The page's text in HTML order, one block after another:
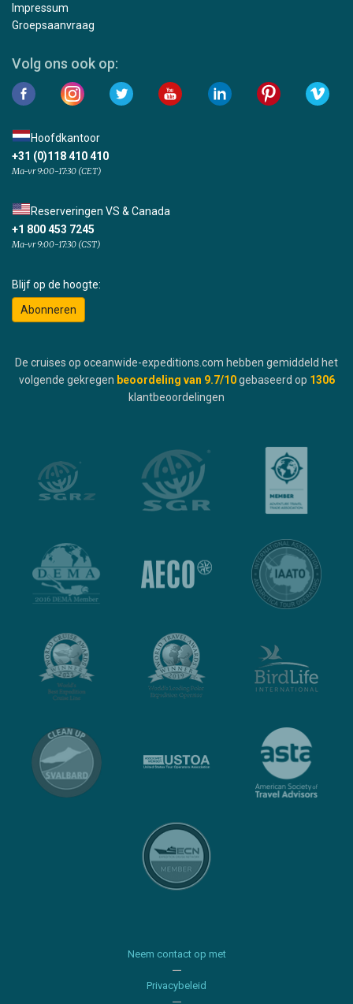
Impressum
Groepsaanvraag
Volg ons ook op:
Hoofdkantoor
+31 (0)118 410 410
Ma-vr 9:00-17:30 (CET)
Reserveringen VS & Canada
+1 800 453 7245
Ma-vr 9:00-17:30 (CST)
Blijf op de hoogte:
Abonneren
De cruises op oceanwide-expeditions.com hebben gemiddeld het
volgende gekregen beoordeling van 9.7/10 gebaseerd op 1306
klantbeoordelingen
Neem contact op met
Privacybeleid